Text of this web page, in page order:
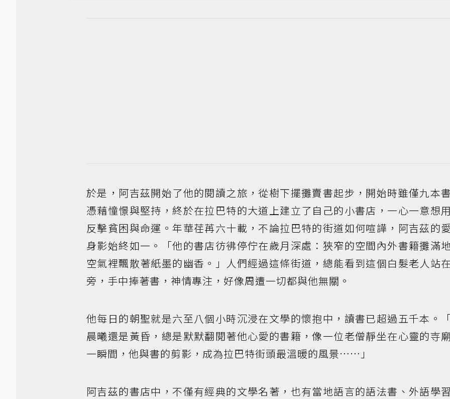
於是，阿吉茲開始了他的閱讀之旅，從樹下擺攤賣書起步，開始時雖僅九本
憑藉憧憬與堅持，終於在拉巴特的大道上建立了自己的小書店，一心一意想
反擊貧困與命運。年華荏苒六十載，不論拉巴特的街道如何喧譁，阿吉茲的
身影始終如一。「他的書店彷彿停佇在歲月深處：狹窄的空間內外書籍攤滿
空氣裡飄散著紙墨的幽香。」人們經過這條街道，總能看到這個白髮老人站
旁，手中捧著書，神情專注，好像周遭一切都與他無關。
他每日的朝聖就是六至八個小時沉浸在文學的懷抱中，讀書已超過五千本。
晨曦還是黃昏，總是默默翻閱著他心愛的書籍，像一位老僧靜坐在心靈的寺
一瞬間，他與書的剪影，成為拉巴特街頭最溫暖的風景……」
阿吉茲的書店中，不僅有經典的文學名著，也有當地語言的語法書、外語學